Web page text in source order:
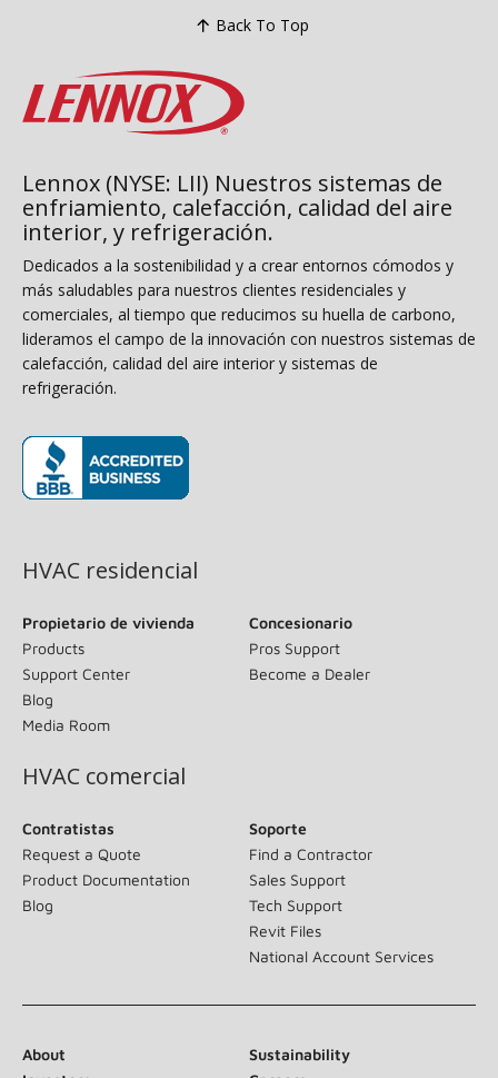
Back To Top
Lennox (NYSE: LII) Nuestros sistemas de
enfriamiento, calefacción, calidad del aire
interior, y refrigeración.
Dedicados a la sostenibilidad y a crear entornos cómodos y
más saludables para nuestros clientes residenciales y
comerciales, al tiempo que reducimos su huella de carbono,
lideramos el campo de la innovación con nuestros sistemas de
calefacción, calidad del aire interior y sistemas de
refrigeración.
HVAC residencial
Propietario de vivienda
Products
Support Center
Blog
Media Room
Concesionario
Pros Support
Become a Dealer
HVAC comercial
Contratistas
Request a Quote
Product Documentation
Blog
Soporte
Find a Contractor
Sales Support
Tech Support
Revit Files
National Account Services
About
Sustainability